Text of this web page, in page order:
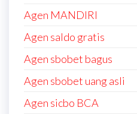
Agen MANDIRI
Agen saldo gratis
Agen sbobet bagus
Agen sbobet uang asli
Agen sicbo BCA